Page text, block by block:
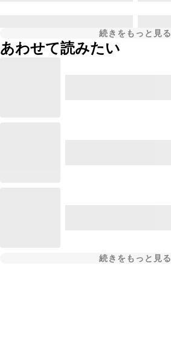
続きをもっと見る
あわせて読みたい
続きをもっと見る